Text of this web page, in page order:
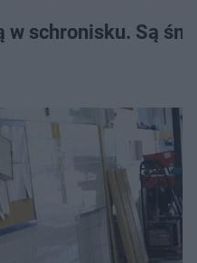
w schronisku. Są